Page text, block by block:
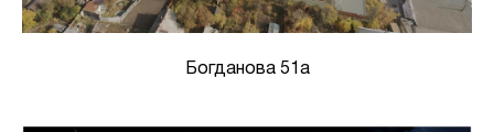
Богданова 51а